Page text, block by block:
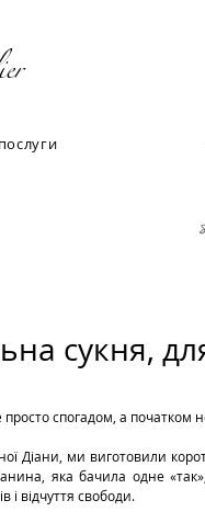
послуги
сукня,
спогадом, а початком
яка бачила одне
і відчуття свободи.